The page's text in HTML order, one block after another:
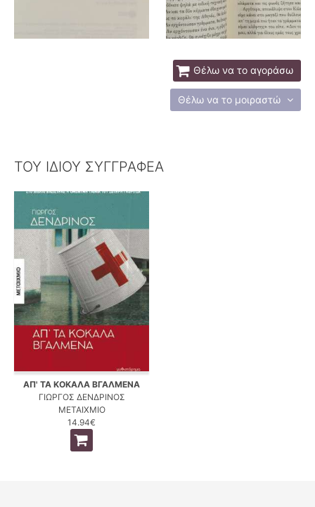
Θέλω να το αγοράσω
Θέλω να το μοιραστώ
ΤΟΥ ΙΔΙΟΥ ΣΥΓΓΡΑΦΕΑ
ΑΠ' ΤΑ ΚΟΚΑΛΑ ΒΓΑΛΜΕΝΑ
ΓΙΩΡΓΟΣ ΔΕΝΔΡΙΝΟΣ
ΜΕΤΑΙΧΜΙΟ
14.94€